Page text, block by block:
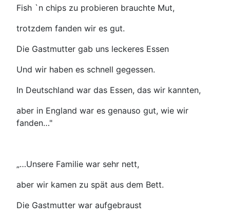
Fish `n chips zu probieren brauchte Mut,
trotzdem fanden wir es gut.
Die Gastmutter gab uns leckeres Essen
Und wir haben es schnell gegessen.
In Deutschland war das Essen, das wir kannten,
aber in England war es genauso gut, wie wir
fanden…"
„…Unsere Familie war sehr nett,
aber wir kamen zu spät aus dem Bett.
Die Gastmutter war aufgebraust